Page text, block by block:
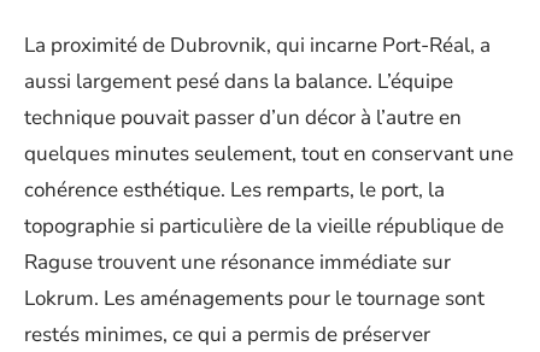
La proximité de Dubrovnik, qui incarne Port-Réal, a
aussi largement pesé dans la balance. L’équipe
technique pouvait passer d’un décor à l’autre en
quelques minutes seulement, tout en conservant une
cohérence esthétique. Les remparts, le port, la
topographie si particulière de la vieille république de
Raguse trouvent une résonance immédiate sur
Lokrum. Les aménagements pour le tournage sont
restés minimes, ce qui a permis de préserver